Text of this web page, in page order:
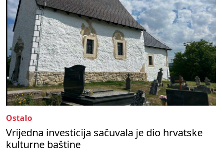
Ostalo
Vrijedna investicija sačuvala je dio hrvatske
kulturne baštine